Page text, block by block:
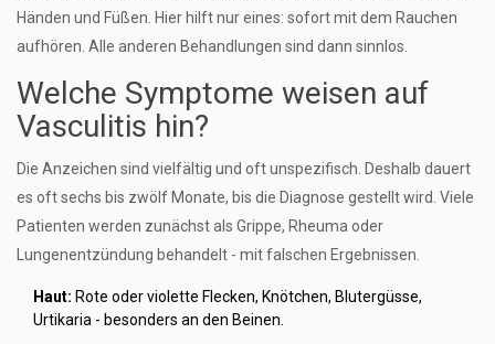
Händen und Füßen. Hier hilft nur eines: sofort mit dem Rauchen
aufhören. Alle anderen Behandlungen sind dann sinnlos.
Welche Symptome weisen auf
Vasculitis hin?
Die Anzeichen sind vielfältig und oft unspezifisch. Deshalb dauert
es oft sechs bis zwölf Monate, bis die Diagnose gestellt wird. Viele
Patienten werden zunächst als Grippe, Rheuma oder
Lungenentzündung behandelt - mit falschen Ergebnissen.
Haut: Rote oder violette Flecken, Knötchen, Blutergüsse,
Urtikaria - besonders an den Beinen.